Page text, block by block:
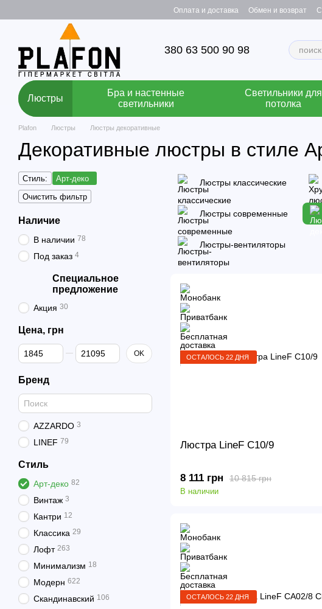
Оплата и доставка Обмен и возврат
380 63 500 90 98
Люстры
Бра и настенные
светильники
Светильники для
потолка
Plafon Люстры Люстры декоративные
Декоративные люстры в стиле
Люстры классические
Люстры современные
Люстры-вентиляторы
ОСТАЛОСЬ 22 ДНЯ
Люстра LineF C10/9
10 815 грн
8 111 грн
В наличии
ОСТАЛОСЬ 22 ДНЯ
Стиль:
Арт-деко
Очистить фильтр
Наличие
В наличии 78
Под заказ 4
Специальное
предложение
Акция 30
Цена, грн
От Цена, грн
До Цена, грн OK
Бренд
AZZARDO 3
LINEF 79
Стиль
Арт-деко 82
Винтаж 3
Кантри 12
Классика 29
Лофт 263
Минимализм 18
Модерн 622
Скандинавский 106